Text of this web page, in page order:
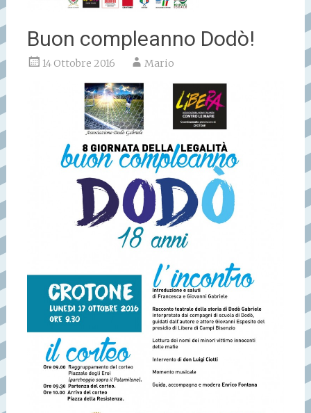
Buon compleanno Dodò!
14 Ottobre 2016 Mario